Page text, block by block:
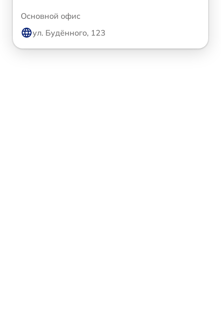
Основной офис
ул. Будённого, 123